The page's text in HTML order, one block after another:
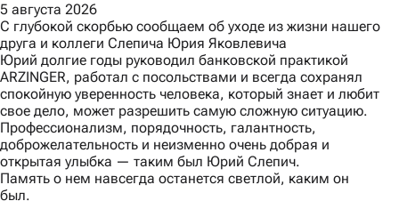
5 августа 2026
С глубокой скорбью сообщаем об уходе из жизни нашего
друга и коллеги Слепича Юрия Яковлевича
Юрий долгие годы руководил банковской практикой
ARZINGER, работал с посольствами и всегда сохранял
спокойную уверенность человека, который знает и любит
свое дело, может разрешить самую сложную ситуацию.
Профессионализм, порядочность, галантность,
доброжелательность и неизменно очень добрая и
открытая улыбка — таким был Юрий Слепич.
Память о нем навсегда останется светлой, каким он
был.